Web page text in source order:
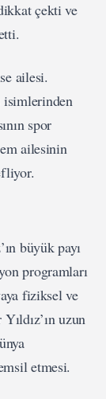
çekti ve
ailesi.
isimlerinden
spor
ailesinin
büyük payı
programları
fiziksel ve
uzun
etmesi.